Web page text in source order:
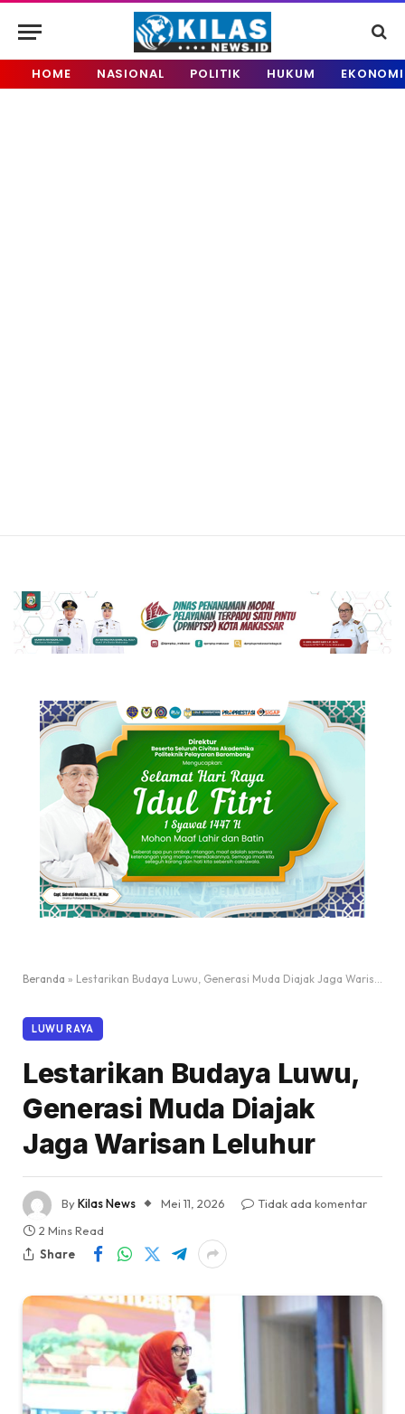
HOME NASIONAL POLITIK HUKUM EKONOMI
Beranda » Lestarikan Budaya Luwu, Generasi Muda Diajak Jaga Warisan Leluhur
LUWU RAYA
Lestarikan Budaya Luwu,
Generasi Muda Diajak
Jaga Warisan Leluhur
ByKilas News Mei 11, 2026
Tidak ada komentar
2 Mins Read
Share